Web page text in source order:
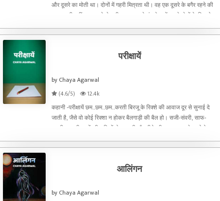
और दूसरे का मोती था। दोनों में गहरी मित्रता थी। वह एक दूसरे के बगैर रहने की
कल्पना भी नहीं कर सकते थे। बीस बरस पहले नंदू ने उन्हें अपने खेतों के किनारे
परीक्षायें
by Chaya Agarwal
(4.6/5)
12.4k
कहानी -परीक्षायें छम..छम..छम..करती बिरजू के रिक्शे की आवाज दूर से सुनाई दे
जाती है, जैसे वो कोई रिक्शा न होकर बैलगाड़ी की बैल हो। सजी-संवरी, साफ-
सुथरी, नकली फूलों की लड़ियों से महकती और पीछे की तरफ नज़र से बचने के
आलिंगन
by Chaya Agarwal